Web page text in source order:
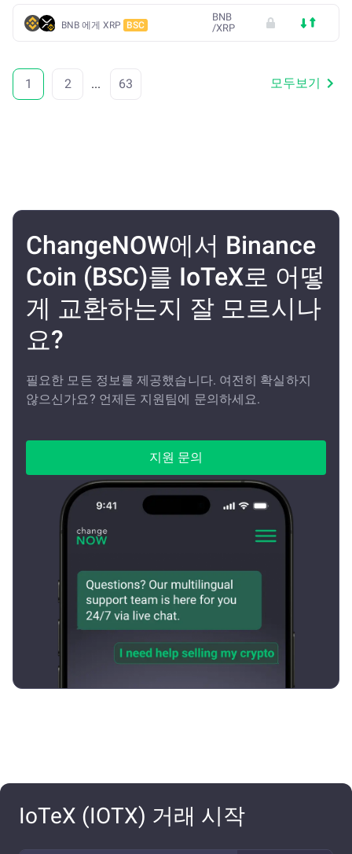
BNB 에게 XRP BSC
BNB
/XRP
1 2 ... 63 모두보기
ChangeNOW에서 Binance
Coin (BSC)를 IoTeX로 어떻
게 교환하는지 잘 모르시나
요?
필요한 모든 정보를 제공했습니다. 여전히 확실하지
않으신가요? 언제든 지원팀에 문의하세요.
지원 문의
IoTeX (IOTX) 거래 시작